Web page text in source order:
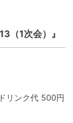
（1次会）』
リンク代 500円